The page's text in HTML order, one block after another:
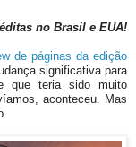
no Brasil e EUA!
de páginas da edição
significativa para
que teria sido muito
aconteceu. Mas